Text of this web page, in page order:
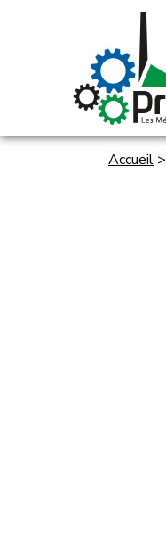
Accueil >